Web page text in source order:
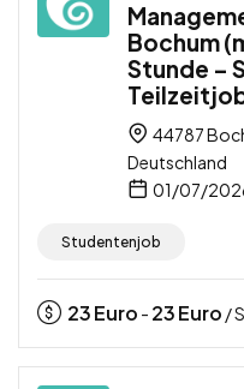
Bochum
Stunde –
44787
Deutschland
01/07/
Studentenjob
23Euro - 23Euro /